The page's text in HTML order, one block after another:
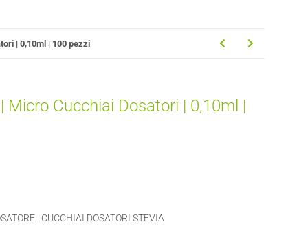
| 0,10ml | 100 pezzi
Micro Cucchiai Dosatori | 0,10ml |
| CUCCHIAI DOSATORI STEVIA